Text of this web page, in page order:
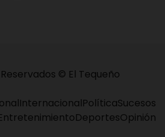
© El Tequeño
InternacionalPolíticaSucesos
DeportesOpinión